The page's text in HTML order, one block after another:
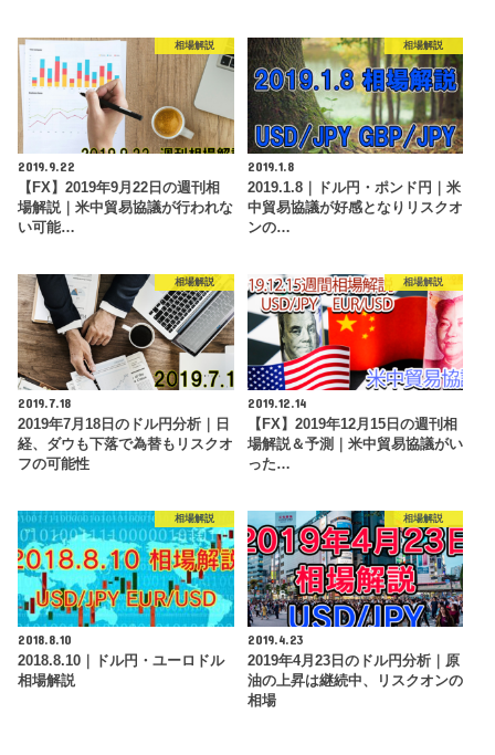
相場解説
2019.9.22
【FX】2019年9月22日の週刊相
場解説｜米中貿易協議が行われな
い可能…
相場解説
2019.1.8
2019.1.8｜ドル円・ポンド円｜米
中貿易協議が好感となりリスクオ
ンの…
相場解説
2019.7.18
2019年7月18日のドル円分析｜日
経、ダウも下落で為替もリスクオ
フの可能性
相場解説
2019.12.14
【FX】2019年12月15日の週刊相
場解説＆予測｜米中貿易協議がい
った…
相場解説
2018.8.10
2018.8.10｜ドル円・ユーロドル
相場解説
相場解説
2019.4.23
2019年4月23日のドル円分析｜原
油の上昇は継続中、リスクオンの
相場